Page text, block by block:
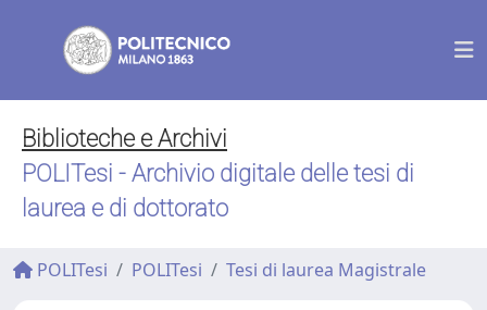
Biblioteche e Archivi
POLITesi - Archivio digitale delle tesi di
laurea e di dottorato
POLITesi POLITesi Tesi di laurea Magistrale